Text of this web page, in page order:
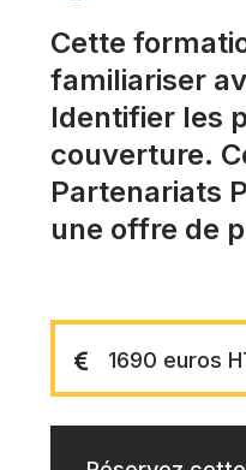
Cette
familiariser
Identifier les
couverture.
Partenariats
une offre de
1690 euros